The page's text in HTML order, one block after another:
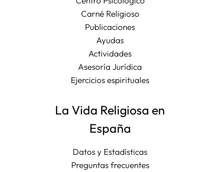
Carné Religioso
Publicaciones
Ayudas
Actividades
Asesoría Jurídica
Ejercicios espirituales
La Vida Religiosa en
España
Datos y Estadísticas
Preguntas frecuentes